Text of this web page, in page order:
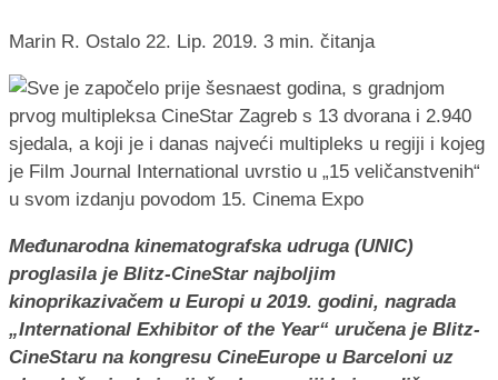
Marin R. Ostalo 22. Lip. 2019. 3 min. čitanja
Međunarodna kinematografska udruga (UNIC)
proglasila je Blitz-CineStar najboljim
kinoprikazivačem u Europi u 2019. godini, nagrada
„International Exhibitor of the Year“ uručena je Blitz-
CineStaru na kongresu CineEurope u Barceloni uz